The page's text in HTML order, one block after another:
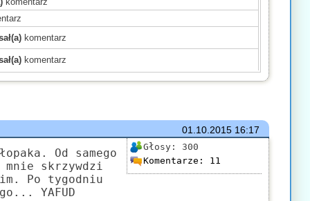
komentarz
komentarz
komentarz
komentarz
01.10.201516:17
Głosy: 300
Komentarze: 11
Od samego
skrzywdzi
Po tygodniu
YAFUD